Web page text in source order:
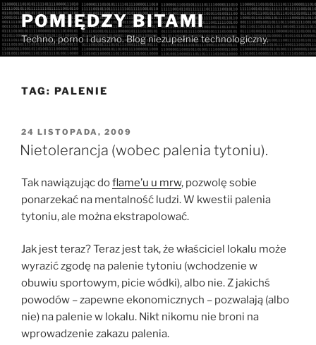
Przejdź
do
treści
POMIĘDZY BITAMI
Techno, porno i duszno. Blog niezupełnie technologiczny.
TAG: PALENIE
OPUBLIKOWANE
W
24 LISTOPADA, 2009
Nietolerancja (wobec palenia tytoniu).
Tak nawiązując doflame’u u mrw, pozwolę sobie
ponarzekać na mentalność ludzi. W kwestii palenia
tytoniu, ale można ekstrapolować.
Jak jest teraz? Teraz jest tak, że właściciel lokalu może
wyrazić zgodę na palenie tytoniu (wchodzenie w
obuwiu sportowym, picie wódki), albo nie. Z jakichś
powodów – zapewne ekonomicznych – pozwalają (albo
nie) na palenie w lokalu. Nikt nikomu nie broni na
wprowadzenie zakazu palenia.